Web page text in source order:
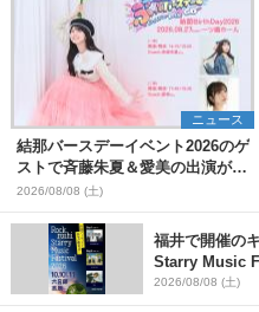
ニュース
結那バースデーイベント2026のゲ
ストで斉藤朱夏＆愛美の出演が決
定
2026/08/08 (土)
福井で開催の
Starry Music
SCOOBIE DO
2026/08/08 (土)